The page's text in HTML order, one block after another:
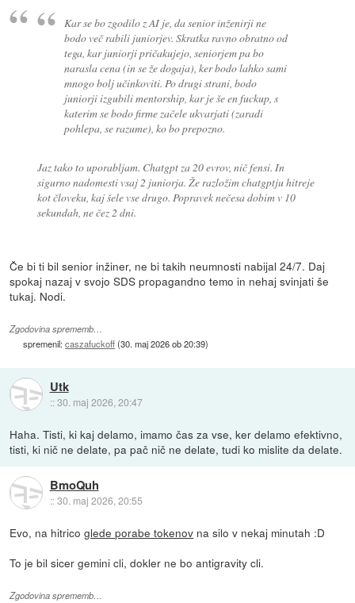
Kar se bo zgodilo z AI je, da senior inženirji ne
bodo več rabili juniorjev. Skratka ravno obratno od
tega, kar juniorji pričakujejo, seniorjem pa bo
narasla cena (in se že dogaja), ker bodo lahko sami
mnogo bolj učinkoviti. Po drugi strani, bodo
juniorji izgubili mentorship, kar je še en fuckup, s
katerim se bodo firme začele ukvarjati (zaradi
pohlepa, se razume), ko bo prepozno.
Jaz tako to uporabljam. Chatgpt za 20 evrov, nič fensi. In
sigurno nadomesti vsaj 2 juniorja. Že razložim chatgptju hitreje
kot človeku, kaj šele vse drugo. Popravek nečesa dobim v 10
sekundah, ne čez 2 dni.
Če bi ti bil senior inžiner, ne bi takih neumnosti nabijal 24/7. Daj
spokaj nazaj v svojo SDS propagandno temo in nehaj svinjati še
tukaj. Nodi.
Zgodovina sprememb…
spremenil:caszafuckoff(30. maj 2026 ob 20:39)
Utk
::30. maj 2026, 20:47
Haha. Tisti, ki kaj delamo, imamo čas za vse, ker delamo efektivno,
tisti, ki nič ne delate, pa pač nič ne delate, tudi ko mislite da delate.
BmoQuh
::30. maj 2026, 20:55
Evo, na hitricoglede porabe tokenov na silo v nekaj minutah :D
To je bil sicer gemini cli, dokler ne bo antigravity cli.
Zgodovina sprememb…